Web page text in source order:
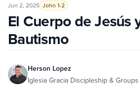
El Cuerpo de Jesús y El Bautismo
Jun 2, 2025 John 1-2
El Cuerpo de Jesús
Bautismo
Herson Lopez
Iglesia Gracia Discipleship &